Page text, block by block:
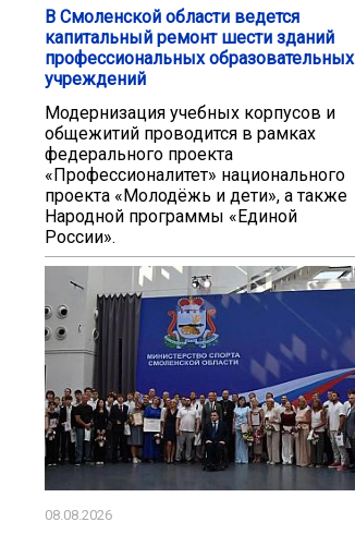
В Смоленской области ведется
капитальный ремонт шести зданий
профессиональных образовательных
учреждений
Модернизация учебных корпусов и
общежитий проводится в рамках
федерального проекта
«Профессионалитет» национального
проекта «Молодёжь и дети», а также
Народной программы «Единой
России».
08.08.2026